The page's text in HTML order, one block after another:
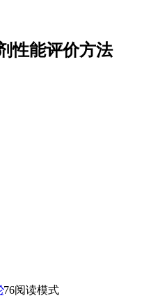
性能评价方法
76阅读模式